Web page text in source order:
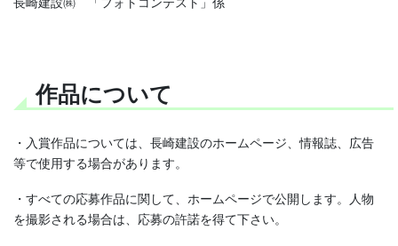
作品について
・入賞作品については、長崎建設のホームページ、情報誌、広告
等で使用する場合があります。
・すべての応募作品に関して、ホームページで公開します。人物
を撮影される場合は、応募の許諾を得て下さい。